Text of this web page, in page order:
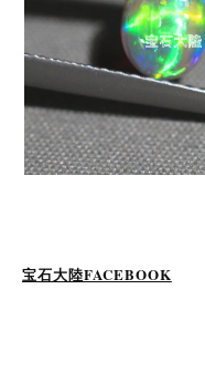
宝石大陸FACEBOOK